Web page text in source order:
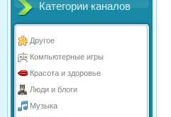
Категории каналов
Другое
Компьютерные игры
Красота и здоровье
Люди и блоги
Музыка